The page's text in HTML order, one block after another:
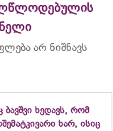
არ ნიშნავს
ბავშვი ხედავს, რომ
ხარ, ისიც